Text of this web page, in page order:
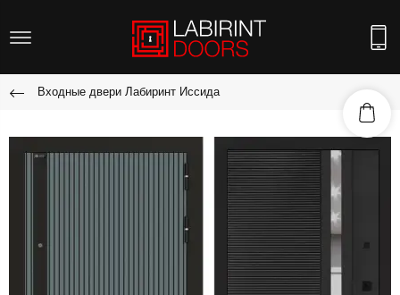
Входные двери Лабиринт Иссида